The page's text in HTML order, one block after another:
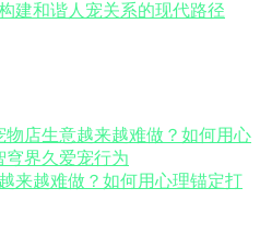
建和谐人宠关系的现代路径
来越难做？如何用心理锚定打